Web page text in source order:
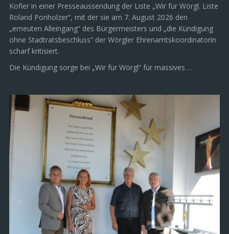
Kofler in einer Presseaussendung der Liste „Wir für Wörgl. Liste
Roland Ponholzer“, mit der sie am 7. August 2026 den
„erneuten Alleingang“ des Bürgermeisters und „die Kündigung
ohne Stadtratsbeschluss“ der Wörgler Ehrenamtskoordinatorin
scharf kritisiert.
Die Kündigung sorge bei „Wir für Wörgl“ für massives …